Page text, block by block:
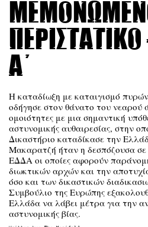
Α΄
Η καταδίωξη με καταιγισμό
οδήγησε στον θάνατο του νεαρού
ομοιότητες με μια σημαντική
αστυνομικής αυθαιρεσίας, στην
Δικαστήριο καταδίκασε την
Μακαρατζή ήταν η δεσπόζουσα
ΕΔΔΑ οι οποίες αφορούν
διωκτικών αρχών και την
όσο και των δικαστικών
Συμβούλιο της Ευρώπης
Ελλάδα να λάβει μέτρα για την
αστυνομικής βίας.